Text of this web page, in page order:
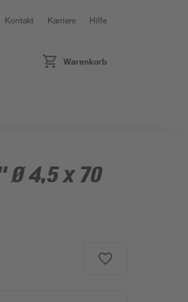
Kontakt Karriere Hilfe
Warenkorb
Ø 4,5 x 70